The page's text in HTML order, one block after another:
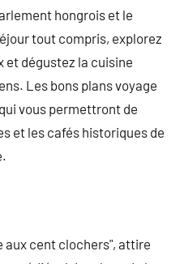
hongrois et le
tout compris, explorez
et dégustez la cuisine
Les bons plans voyage
vous permettront de
et les cafés historiques de
aux cent clochers", attire